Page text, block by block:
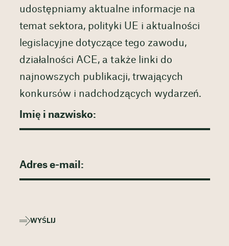
udostępniamy aktualne informacje na
temat sektora, polityki UE i aktualności
legislacyjne dotyczące tego zawodu,
działalności ACE, a także linki do
najnowszych publikacji, trwających
konkursów i nadchodzących wydarzeń.
WYŚLIJ